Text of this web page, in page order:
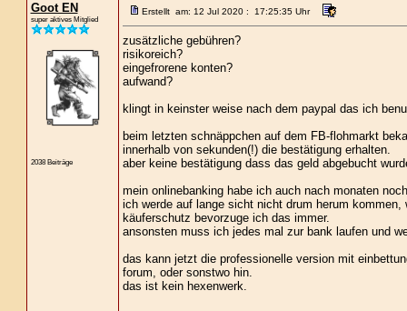
Goot EN
super aktives Mitglied
2038 Beiträge
Erstellt am: 12 Jul 2020 : 17:25:35 Uhr
zusätzliche gebühren?
risikoreich?
eingefrorene konten?
aufwand?
klingt in keinster weise nach dem paypal das ich
beim letzten schnäppchen auf dem FB-flohmarkt
innerhalb von sekunden(!) die bestätigung erhalten.
aber keine bestätigung dass das geld abgebucht
mein onlinebanking habe ich auch nach monaten
ich werde auf lange sicht nicht drum herum
käuferschutz bevorzuge ich das immer.
ansonsten muss ich jedes mal zur bank laufen und
das kann jetzt die professionelle version mit
forum, oder sonstwo hin.
das ist kein hexenwerk.